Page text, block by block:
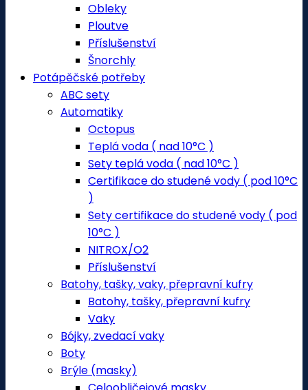
Obleky
Ploutve
Příslušenství
Šnorchly
Potápěčské potřeby
ABC sety
Automatiky
Octopus
Teplá voda ( nad 10°C )
Sety teplá voda ( nad 10°C )
Certifikace do studené vody ( pod 10°C
)
Sety certifikace do studené vody ( pod
10°C )
NITROX/O2
Příslušenství
Batohy, tašky, vaky, přepravní kufry
Batohy, tašky, přepravní kufry
Vaky
Bójky, zvedací vaky
Boty
Brýle (masky)